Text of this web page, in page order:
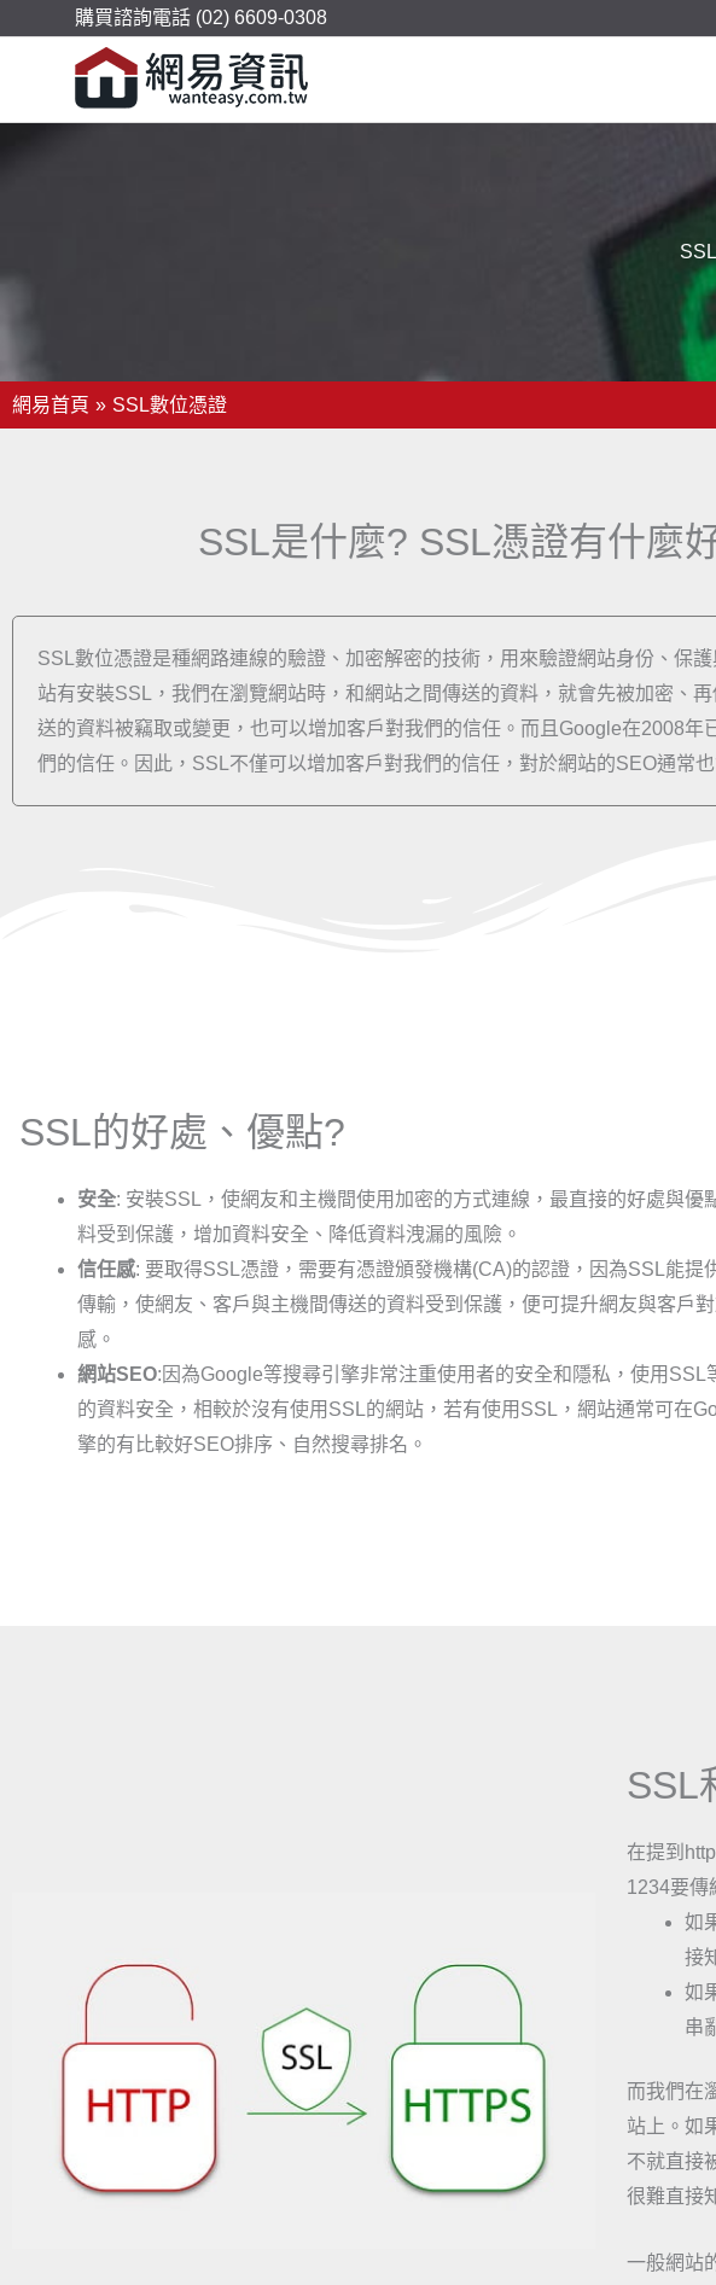
購買諮詢電話 (02) 6609-0308
網易首頁 SSL數位憑證
SSL是什麼? SSL憑證有什麼
SSL數位憑證是種網路連線的驗證、加密解密的技術，用來驗證網站身份、保
站有安裝SSL，我們在瀏覽網站時，和網站之間傳送的資料，就會先被加密、
送的資料被竊取或變更，也可以增加客戶對我們的信任。而且Google在2008
們的信任。因此，SSL不僅可以增加客戶對我們的信任，對於網站的SEO通常
SSL的好處、優點?
安全: 安裝SSL，使網友和主機間使用加密的方式連線，最直接的好處與優
料受到保護，增加資料安全、降低資料洩漏的風險。
信任感: 要取得SSL憑證，需要有憑證頒發機構(CA)的認證，因為SSL能提
傳輸，使網友、客戶與主機間傳送的資料受到保護，便可提升網友與客戶
感。
網站SEO:因為Google等搜尋引擎非常注重使用者的安全和隱私，使用SSL
的資料安全，相較於沒有使用SSL的網站，若有使用SSL，網站通常可在
擎的有比較好SEO排序、自然搜尋排名。
SSL
在提到
1234要傳
如
接
如
串
而我們在
站上。如
不就直接
很難直接
一般網站